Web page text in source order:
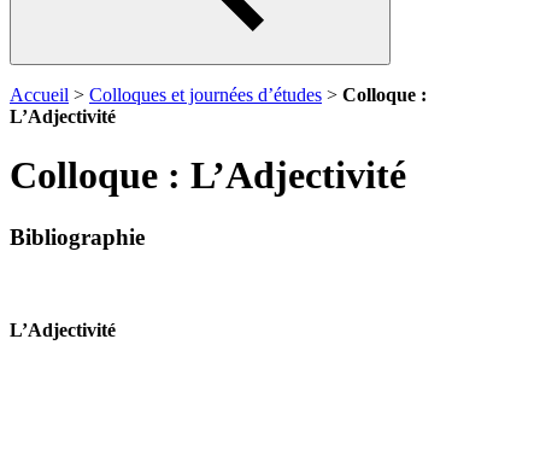
Accueil > Colloques et journées d’études > Colloque :
L’Adjectivité
Colloque : L’Adjectivité
Bibliographie
L’Adjectivité